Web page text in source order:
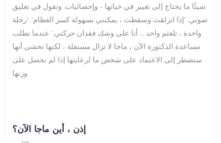
شيئًا ما يحتاج إلى تغيير في حياتها - وإحصائيات. وتقول في تعليق
صوتي: 'إذا انزلقت وسقطت ، يمكنني بسهولة كسر العظام'. 'رحلة
واحدة ، تلعثم واحد ... أنا على وشك فقدان حركتي.' عندما تطلب
مساعدة الدكتورة الآن ، ماجا لا تزال مستقلة ، لكنها تخشى أنها
ستضطر إلى الاعتماد على شخص ما لرعايتها إذا لم تحصل على
وزنها.
إذن ، أين ماجا الآن؟